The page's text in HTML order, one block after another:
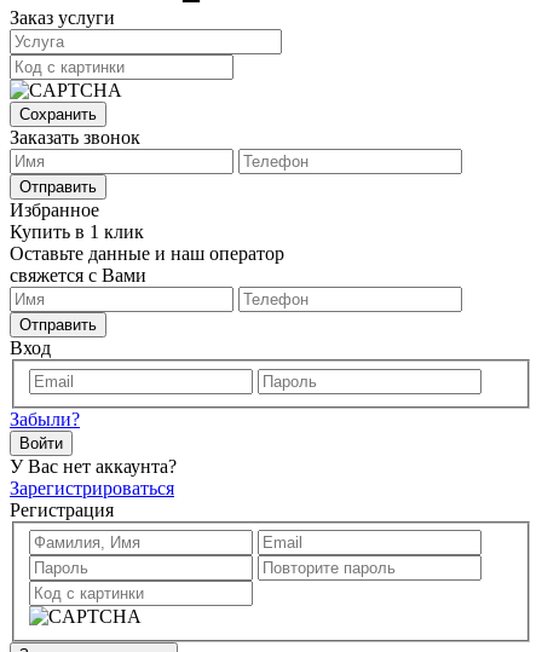
Заказ услуги
Сохранить
Заказать звонок
Отправить
Избранное
Купить в 1 клик
Оставьте данные и наш оператор
свяжется с Вами
Отправить
Вход
Забыли?
Войти
У Вас нет аккаунта?
Зарегистрироваться
Регистрация